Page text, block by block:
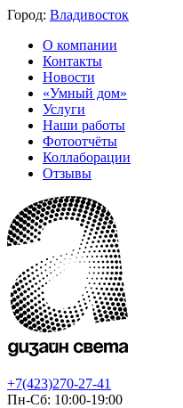
Город: Владивосток
О компании
Контакты
Новости
«Умный дом»
Услуги
Наши работы
Фотоотчёты
Коллаборации
Отзывы
+7(423)270-27-41
Пн-Сб: 10:00-19:00